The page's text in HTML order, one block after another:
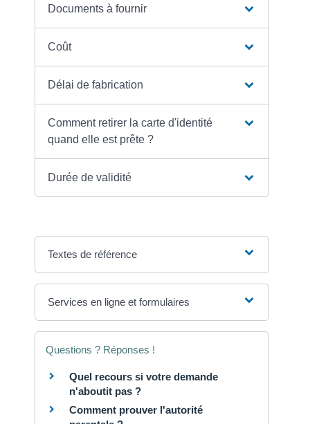
Documents à fournir
Coût
Délai de fabrication
Comment retirer la carte d'identité
quand elle est prête ?
Durée de validité
Textes de référence
Services en ligne et formulaires
Questions ? Réponses !
Quel recours si votre demande
n'aboutit pas ?
Comment prouver l'autorité